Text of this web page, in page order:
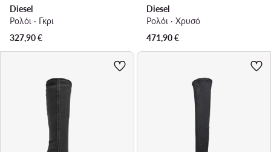
Diesel
Ρολόι · Γκρι
327,90€
Diesel
Ρολόι · Χρυσό
471,90€